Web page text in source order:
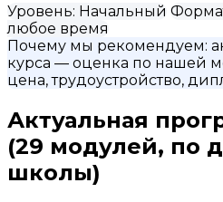
Уровень: Начальный
любое время
Почему мы рекомендуем:
курса — оценка по нашей
цена, трудоустройство,
Актуальная
(29 модулей, по
школы)